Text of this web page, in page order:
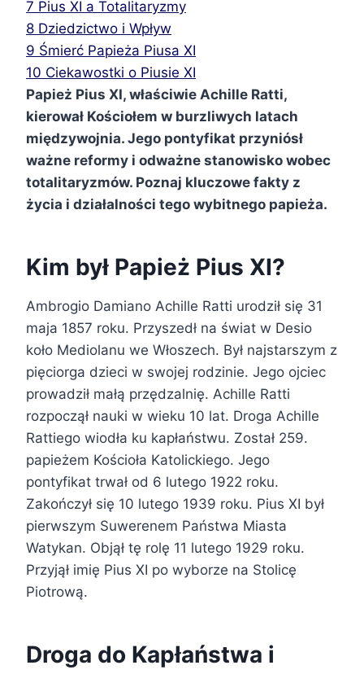
7 Pius XI a Totalitaryzmy
8 Dziedzictwo i Wpływ
9 Śmierć Papieża Piusa XI
10 Ciekawostki o Piusie XI
Papież Pius XI, właściwie Achille Ratti,
kierował Kościołem w burzliwych latach
międzywojnia. Jego pontyfikat przyniósł
ważne reformy i odważne stanowisko wobec
totalitaryzmów. Poznaj kluczowe fakty z
życia i działalności tego wybitnego papieża.
Kim był Papież Pius XI?
Ambrogio Damiano Achille Ratti urodził się 31
maja 1857 roku. Przyszedł na świat w Desio
koło Mediolanu we Włoszech. Był najstarszym z
pięciorga dzieci w swojej rodzinie. Jego ojciec
prowadził małą przędzalnię. Achille Ratti
rozpoczął nauki w wieku 10 lat. Droga Achille
Rattiego wiodła ku kapłaństwu. Został 259.
papieżem Kościoła Katolickiego. Jego
pontyfikat trwał od 6 lutego 1922 roku.
Zakończył się 10 lutego 1939 roku. Pius XI był
pierwszym Suwerenem Państwa Miasta
Watykan. Objął tę rolę 11 lutego 1929 roku.
Przyjął imię Pius XI po wyborze na Stolicę
Piotrową.
Droga do Kapłaństwa i